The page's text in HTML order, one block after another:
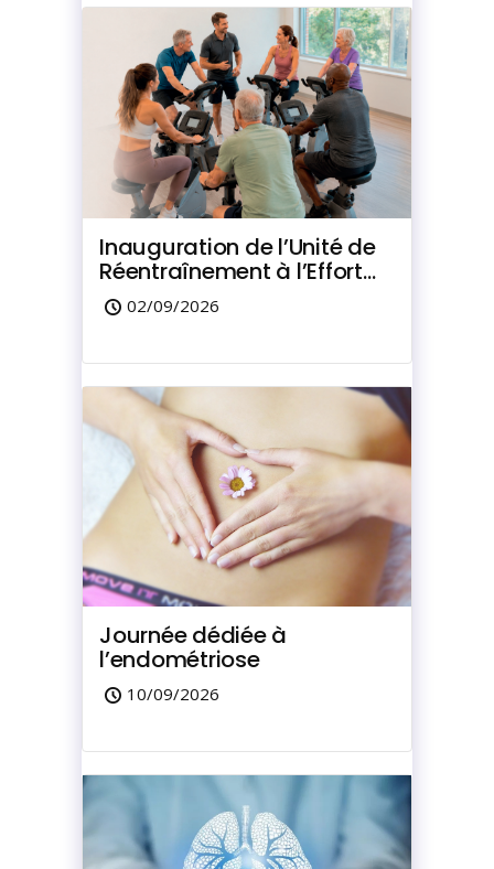
Inauguration de l’Unité de
Réentraînement à l’Effort
du Marquisat
02/09/2026
Journée dédiée à
l’endométriose
10/09/2026